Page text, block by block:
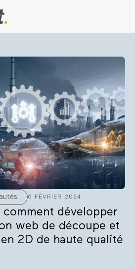
6 FÉVRIER 2024
comment développer
web de découpe et
2D de haute qualité